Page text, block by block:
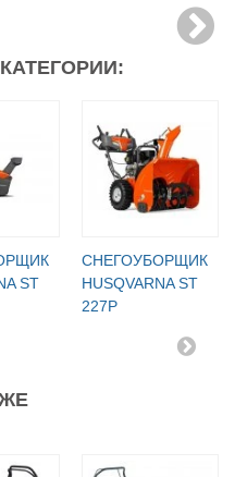
ST
СНЕГОУБОРЩИК
HUSQVARNA ST
227P